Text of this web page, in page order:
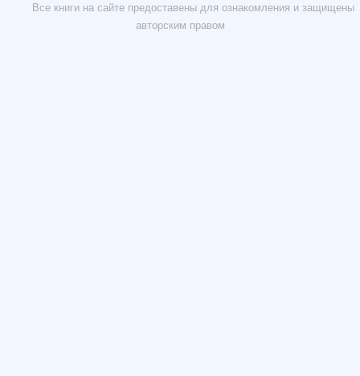
Все книги на сайте предоставены для ознакомления и защищены
авторским правом